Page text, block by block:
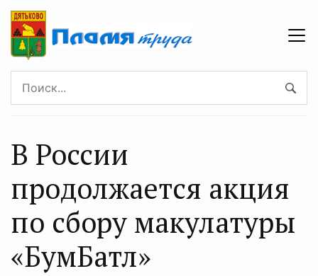
В России
прoдoлжается акция
по сбoру макулатуры
«БумБатл»